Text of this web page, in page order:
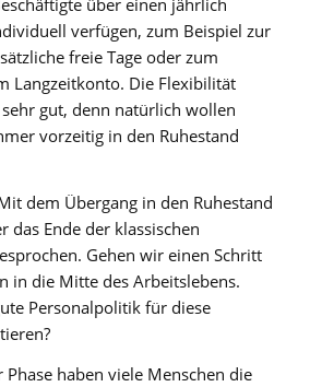
über einen jährlich
verfügen, zum Beispiel zur
freie Tage oder zum
Langzeitkonto. Die Flexibilität
sehr gut, denn natürlich wollen
vorzeitig in den Ruhestand
dem Übergang in den Ruhestand
das Ende der klassischen
Gehen wir einen Schritt
in die Mitte des Arbeitslebens.
Personalpolitik für diese
haben viele Menschen die